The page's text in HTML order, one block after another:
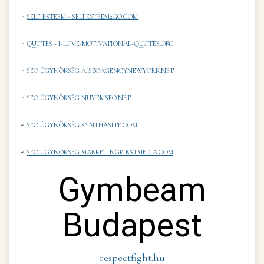
- SELF ESTEEM - SELFESTEEM2GO.COM
- QUOTES - I-LOVE-MOTIVATIONAL-QUOTES.ORG
- SEO ÜGYNÖKSÉG AISEOAGENCYNEWYORK.NET
- SEO ÜGYNÖKSÉG NUVEMSEO.NET
- SEO ÜGYNÖKSÉG SYNTHASITE.COM
- SEO ÜGYNÖKSÉG MARKETINGFIRSTMEDIA.COM
Gymbeam
Budapest
respectfight.hu